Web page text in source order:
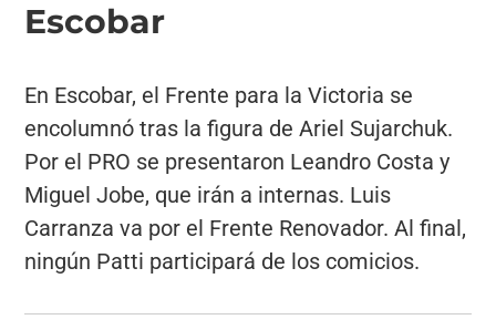
Escobar
En Escobar, el Frente para la Victoria se
encolumnó tras la figura de Ariel Sujarchuk.
Por el PRO se presentaron Leandro Costa y
Miguel Jobe, que irán a internas. Luis
Carranza va por el Frente Renovador. Al final,
ningún Patti participará de los comicios.